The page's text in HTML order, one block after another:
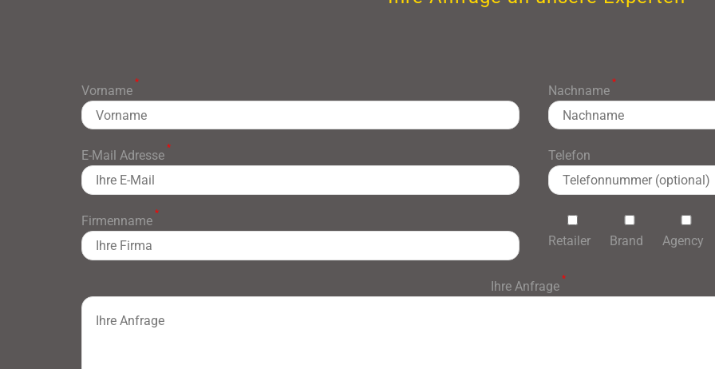
Vorname
*
Nachname
*
E-Mail Adresse
*
Telefon
Firmenname
*
Retailer Brand Agency
Ihre Anfrage
*